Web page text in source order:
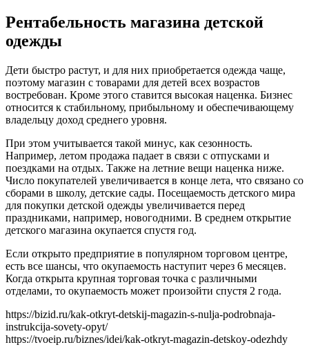
Рентабельность магазина детской
одежды
Дети быстро растут, и для них приобретается одежда чаще,
поэтому магазин с товарами для детей всех возрастов
востребован. Кроме этого ставится высокая наценка. Бизнес
относится к стабильному, прибыльному и обеспечивающему
владельцу доход среднего уровня.
При этом учитывается такой минус, как сезонность.
Например, летом продажа падает в связи с отпусками и
поездками на отдых. Также на летние вещи наценка ниже.
Число покупателей увеличивается в конце лета, что связано со
сборами в школу, детские сады. Посещаемость детского мира
для покупки детской одежды увеличивается перед
праздниками, например, новогодними. В среднем открытие
детского магазина окупается спустя год.
Если открыто предприятие в популярном торговом центре,
есть все шансы, что окупаемость наступит через 6 месяцев.
Когда открыта крупная торговая точка с различными
отделами, то окупаемость может произойти спустя 2 года.
https://bizid.ru/kak-otkryt-detskij-magazin-s-nulja-podrobnaja-
instrukcija-sovety-opyt/
https://tvoeip.ru/biznes/idei/kak-otkryt-magazin-detskoy-odezhdy